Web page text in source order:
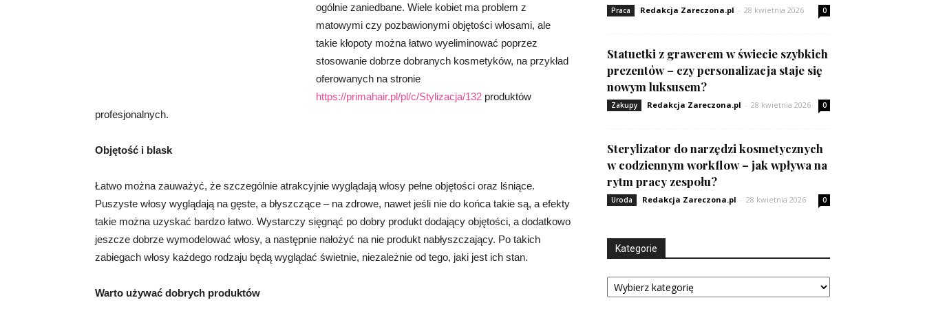
ogólnie zaniedbane. Wiele kobiet ma problem z
matowymi czy pozbawionymi objętości włosami, ale
takie kłopoty można łatwo wyeliminować poprzez
stosowanie dobrze dobranych kosmetyków, na przykład
oferowanych na stronie
https://primahair.pl/pl/c/Stylizacja/132 produktów
profesjonalnych.
Objętość i blask
Łatwo można zauważyć, że szczególnie atrakcyjnie wyglądają włosy pełne objętości oraz lśniące.
Puszyste włosy wyglądają na gęste, a błyszczące – na zdrowe, nawet jeśli nie do końca takie są, a efekty
takie można uzyskać bardzo łatwo. Wystarczy sięgnąć po dobry produkt dodający objętości, a dodatkowo
jeszcze dobrze wymodelować włosy, a następnie nałożyć na nie produkt nabłyszczający. Po takich
zabiegach włosy każdego rodzaju będą wyglądać świetnie, niezależnie od tego, jaki jest ich stan.
Warto używać dobrych produktów
Praca Redakcja Zareczona.pl - 28 kwietnia 2026 0
Statuetki z grawerem w świecie szybkich
prezentów – czy personalizacja staje się
nowym luksusem?
Zakupy Redakcja Zareczona.pl - 28 kwietnia 2026 0
Sterylizator do narzędzi kosmetycznych
w codziennym workflow – jak wpływa na
rytm pracy zespołu?
Uroda Redakcja Zareczona.pl - 28 kwietnia 2026 0
Kategorie
Kategorie